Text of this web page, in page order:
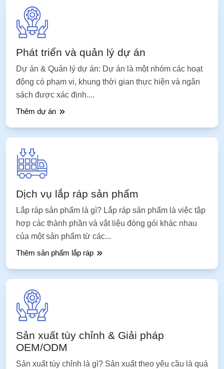
Phát triển và quản lý dự án
Dự án & Quản lý dự án: Dự án là một nhóm các hoạt
động có phạm vi, khung thời gian thực hiện và ngân
sách được xác định....
Thêm dự án
Dịch vụ lắp ráp sản phẩm
Lắp ráp sản phẩm là gì? Lắp ráp sản phẩm là việc tập
hợp các thành phần và vật liệu đóng gói khác nhau
của một sản phẩm từ các...
Thêm sản phẩm lắp ráp
Sản xuất tùy chỉnh & Giải pháp
OEM/ODM
Sản xuất tùy chỉnh là gì? Sản xuất theo yêu cầu là quá